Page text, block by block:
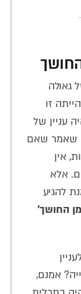
גאולה
זו
עניין של
שאמר שאם
אין
אלא
להגיע
החושך'
אמנם,